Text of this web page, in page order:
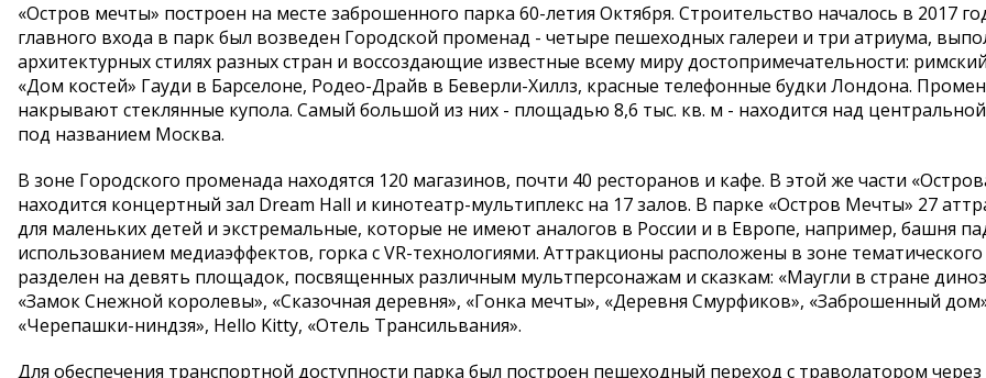
«Остров мечты» построен на месте заброшенного парка 60-летия Октября. Строительство началось в 2017
главного входа в парк был возведен Городской променад - четыре пешеходных галереи и три атриума,
архитектурных стилях разных стран и воссоздающие известные всему миру достопримечательности:
«Дом костей» Гауди в Барселоне, Родео-Драйв в Беверли-Хиллз, красные телефонные будки Лондона.
накрывают стеклянные купола. Самый большой из них - площадью 8,6 тыс. кв. м - находится над
под названием Москва.
В зоне Городского променада находятся 120 магазинов, почти 40 ресторанов и кафе. В этой же части
находится концертный зал Dream Hall и кинотеатр-мультиплекс на 17 залов. В парке «Остров Мечты» 27
для маленьких детей и экстремальные, которые не имеют аналогов в России и в Европе, например, башня
использованием медиаэффектов, горка с VR-технологиями. Аттракционы расположены в зоне
разделен на девять площадок, посвященных различным мультперсонажам и сказкам: «Маугли в стране
«Замок Снежной королевы», «Сказочная деревня», «Гонка мечты», «Деревня Смурфиков», «Заброшенный
«Черепашки-ниндзя», Hello Kitty, «Отель Трансильвания».
Для обеспечения транспортной доступности парка был построен пешеходный переход с траволатором через